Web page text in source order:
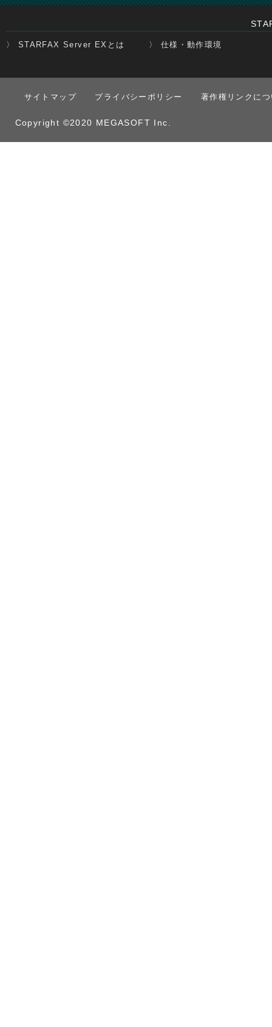
〉 STARFAX Server EXとは 〉 仕様・動作環境
サイトマップ プライバシーポリシー 著作権リンクに
Copyright ©2020 MEGASOFT Inc.